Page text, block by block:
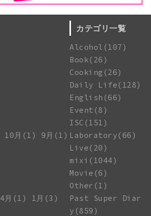
10月(1)
9月(1)
4月(1)
1月(3)
カテゴリ一覧
Alcohol(107)
Book(26)
Cooking(26)
Daily Life(128)
English(66)
Event(8)
ISC(151)
Laboratory(66)
Live(20)
mixi(1044)
Movie(6)
Other(1)
Past Super Diar
y(859)